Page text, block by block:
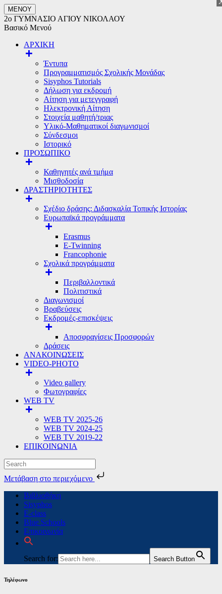
ΜΕΝΟΥ
2ο ΓΥΜΝΑΣΙΟ ΑΓΙΟΥ ΝΙΚΟΛΑΟΥ
Βασικό Μενού
ΑΡΧΙΚΗ
Έντυπα
Προγραμματισμός Σχολικής Μονάδας
Sisyphos Tutorials
Δήλωση για εκδρομή
Αίτηση για μετεγγραφή
Ηλεκτρονική Αίτηση
Στοιχεία μαθητή/τριας
Υλικό-Μαθηματικοί διαγωνισμοί
Σύνδεσμοι
Ιστορικό
ΠΡΟΣΩΠΙΚΟ
Καθηγητές ανά τμήμα
Μισθοδοσία
ΔΡΑΣΤΗΡΙΟΤΗΤΕΣ
Σχέδιο δράσης: Διδασκαλία Τοπικής Ιστορίας
Ευρωπαϊκά προγράμματα
Erasmus
E-Twinning
Francophonie
Σχολικά προγράμματα
Περιβαλλοντικά
Πολιτιστικά
Διαγωνισμοί
Βραβεύσεις
Εκδρομές-επισκέψεις
Αποσφραγίσεις Προσφορών
Δράσεις
ΑΝΑΚΟΙΝΩΣΕΙΣ
VIDEO-PHOTO
Video gallery
Φωτογραφίες
WEB TV
WEB TV 2025-26
WEB TV 2024-25
WEB TV 2019-22
ΕΠΙΚΟΙΝΩΝΙΑ
Μετάβαση στο περιεχόμενο
Skip
content
Βιβλιοθήκη
Sisyphos
E-class
Blue Schools
Επικοινωνία
Search for: Search Button
Τηλέφωνο